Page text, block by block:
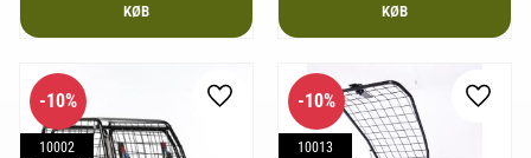
KØB KØB
10%
10002
Gem som favorit
10%
10013
Gem